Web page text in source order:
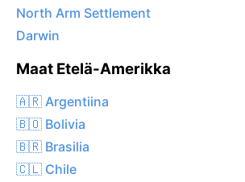
North Arm Settlement
Darwin
Maat Etelä-Amerikka
🇦🇷 Argentiina
🇧🇴 Bolivia
🇧🇷 Brasilia
🇨🇱 Chile